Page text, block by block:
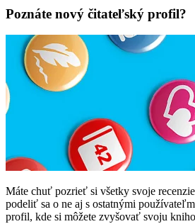
Poznáte nový čitateľský profil?
Máte chuť pozrieť si všetky svoje
podeliť sa o ne aj s ostatnými
profil, kde si môžete zvyšovať svoju